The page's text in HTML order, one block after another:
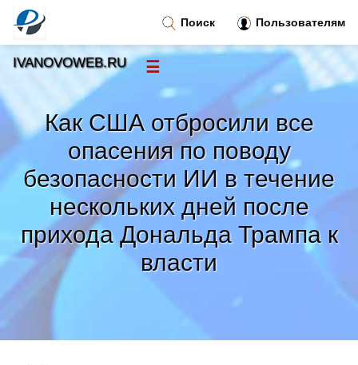
Как США отбросили все
опасения по поводу
безопасности ИИ в течение
нескольких дней после
прихода Дональда Трампа к
власти
Поиск Пользователям
IVANOVOWEB.RU ☰
Тренды новостей»
Рубрики»
Правила »
Контакт